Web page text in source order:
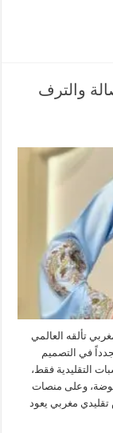
2025 بين الأصالة والترف
القفطان المغربي تألقه العالمي
في التصميم
التقليدية فقط،
وعلى منصات
مغربي يعود